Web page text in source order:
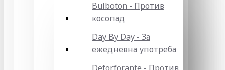
Bulboton - Против
косопад
Day By Day - За
ежедневна употреба